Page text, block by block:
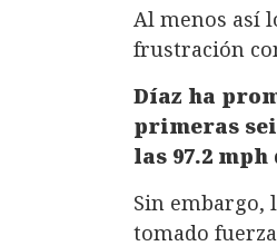
Al menos así
frustración
Díaz ha
primeras
las 97.2
Sin embargo,
tomado